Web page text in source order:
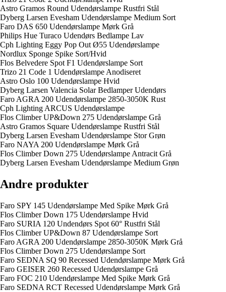
Astro Gramos Round Udendørslampe Rustfri Stål
Dyberg Larsen Evesham Udendørslampe Medium Sort
Faro DAS 650 Udendørslampe Mørk Grå
Philips Hue Turaco Udendørs Bedlampe Lav
Cph Lighting Eggy Pop Out Ø55 Udendørslampe
Nordlux Sponge Spike Sort/Hvid
Flos Belvedere Spot F1 Udendørslampe Sort
Trizo 21 Code 1 Udendørslampe Anodiseret
Astro Oslo 100 Udendørslampe Hvid
Dyberg Larsen Valencia Solar Bedlamper Udendørs
Faro AGRA 200 Udendørslampe 2850-3050K Rust
Cph Lighting ARCUS Udendørslampe
Flos Climber UP&Down 275 Udendørslampe Grå
Astro Gramos Square Udendørslampe Rustfri Stål
Dyberg Larsen Evesham Udendørslampe Stor Grøn
Faro NAYA 200 Udendørslampe Mørk Grå
Flos Climber Down 275 Udendørslampe Antracit Grå
Dyberg Larsen Evesham Udendørslampe Medium Grøn
Andre produkter
Faro SPY 145 Udendørslampe Med Spike Mørk Grå
Flos Climber Down 175 Udendørslampe Hvid
Faro SURIA 120 Undendørs Spot 60° Rustfri Stål
Flos Climber UP&Down 87 Udendørslampe Sort
Faro AGRA 200 Udendørslampe 2850-3050K Mørk Grå
Flos Climber Down 275 Udendørslampe Sort
Faro SEDNA SQ 90 Recessed Udendørslampe Mørk Grå
Faro GEISER 260 Recessed Udendørslampe Grå
Faro FOC 210 Udendørslampe Med Spike Mørk Grå
Faro SEDNA RCT Recessed Udendørslampe Mørk Grå